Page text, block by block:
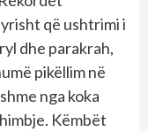
që ushtrimi i
dhe parakrah,
pikëllim në
nga koka
Këmbët